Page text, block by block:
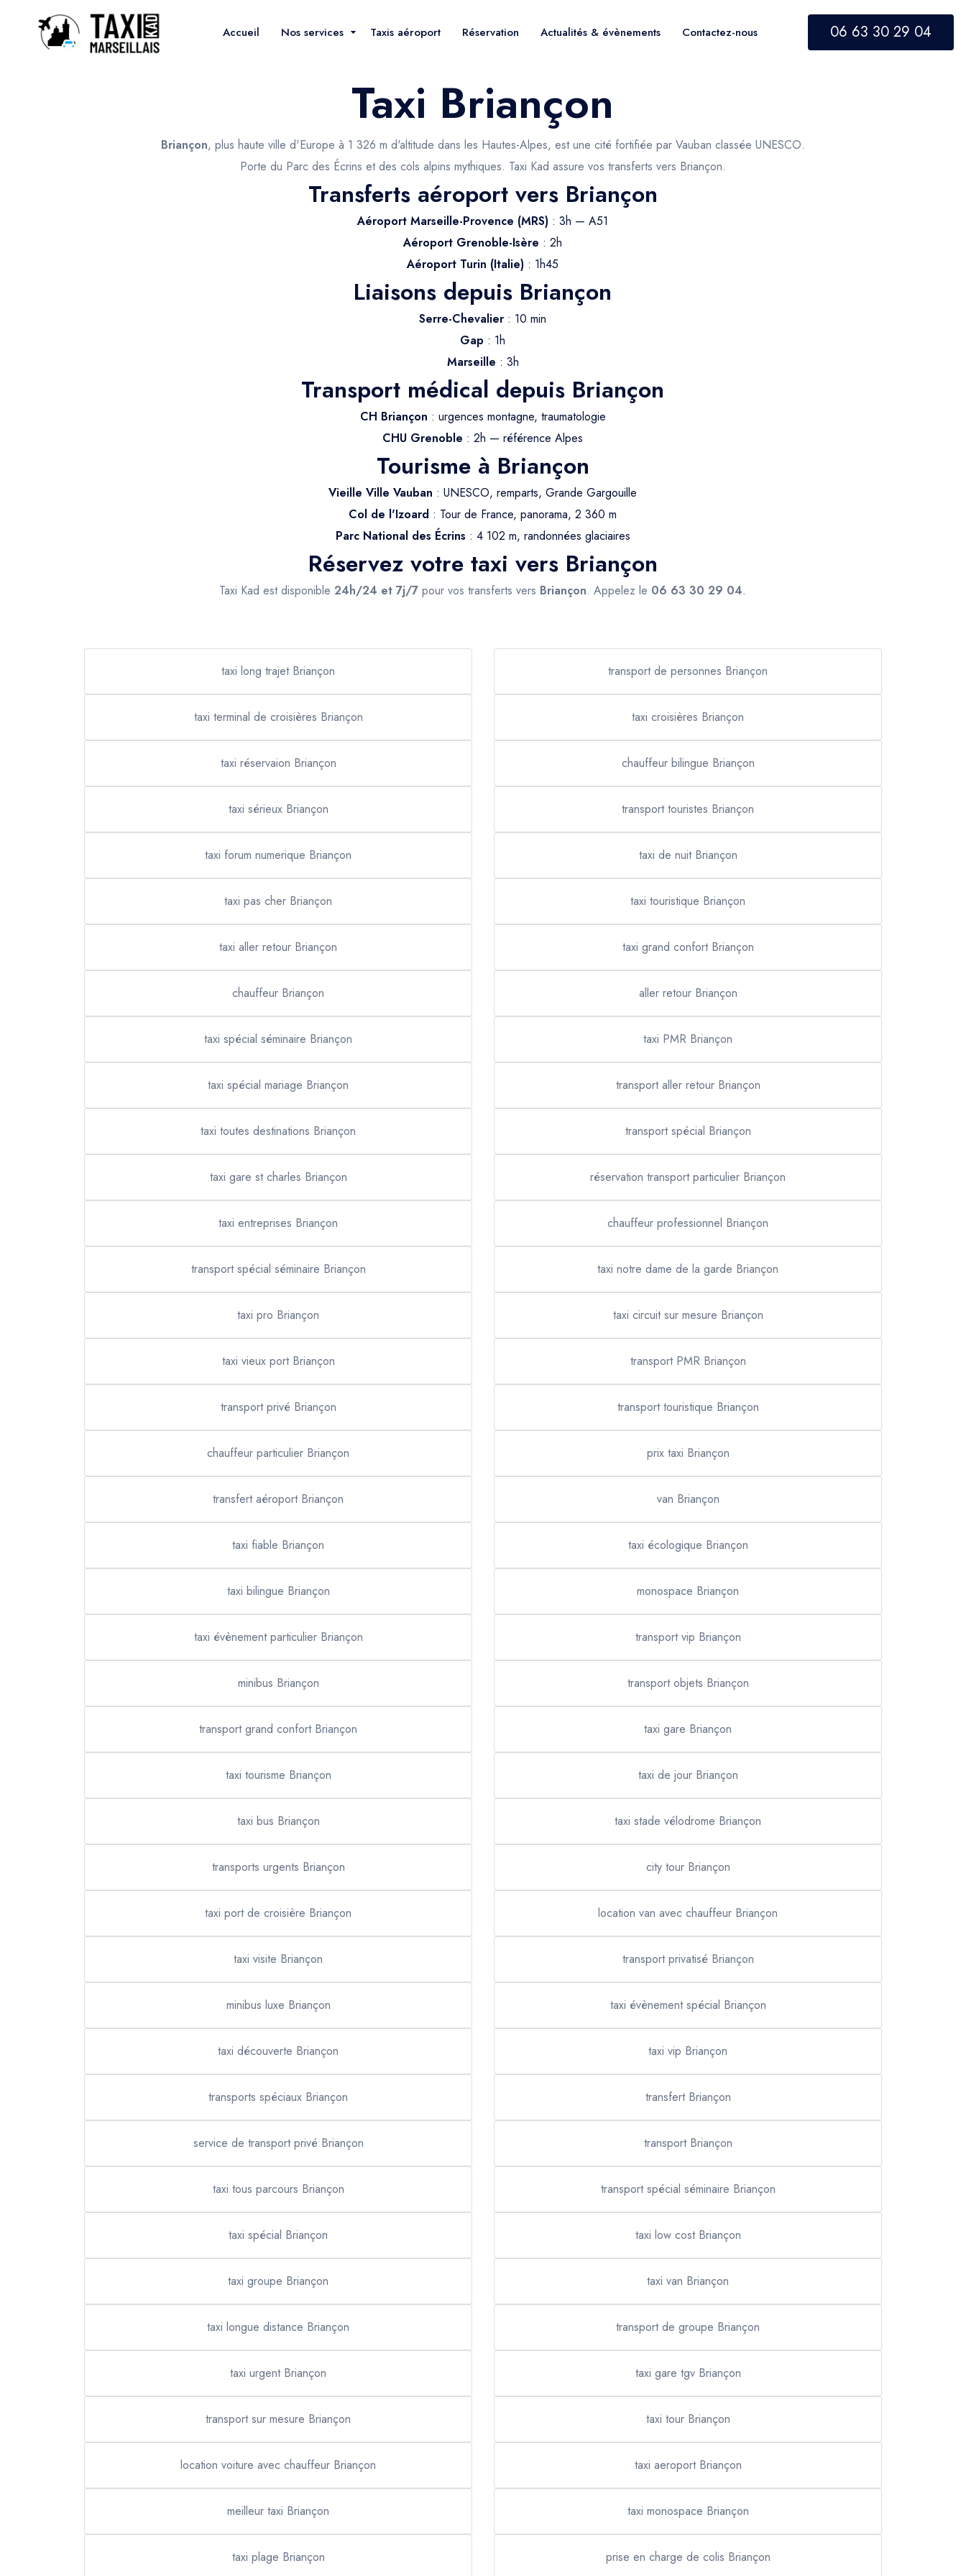
Accueil Nos services Taxis aéroport Réservation Actualités & évènements Contactez-nous 06 63 30 29 04
Taxi Briançon
Briançon, plus haute ville d'Europe à 1 326 m d'altitude dans les Hautes-Alpes, est une cité fortifiée par Vauban classée UNESCO.
Porte du Parc des Écrins et des cols alpins mythiques. Taxi Kad assure vos transferts vers Briançon.
Transferts aéroport vers Briançon
Aéroport Marseille-Provence (MRS) : 3h — A51
Aéroport Grenoble-Isère : 2h
Aéroport Turin (Italie) : 1h45
Liaisons depuis Briançon
Serre-Chevalier : 10 min
Gap : 1h
Marseille : 3h
Transport médical depuis Briançon
CH Briançon : urgences montagne, traumatologie
CHU Grenoble : 2h — référence Alpes
Tourisme à Briançon
Vieille Ville Vauban : UNESCO, remparts, Grande Gargouille
Col de l'Izoard : Tour de France, panorama, 2 360 m
Parc National des Écrins : 4 102 m, randonnées glaciaires
Réservez votre taxi vers Briançon
Taxi Kad est disponible24h/24 et 7j/7 pour vos transferts vers Briançon. Appelez le 06 63 30 29 04.
taxi long trajet Briançon transport de personnes Briançon
taxi terminal de croisières Briançon taxi croisières Briançon
taxi réservaion Briançon chauffeur bilingue Briançon
taxi sérieux Briançon transport touristes Briançon
taxi forum numerique Briançon taxi de nuit Briançon
taxi pas cher Briançon taxi touristique Briançon
taxi aller retour Briançon taxi grand confort Briançon
chauffeur Briançon aller retour Briançon
taxi spécial séminaire Briançon taxi PMR Briançon
taxi spécial mariage Briançon transport aller retour Briançon
taxi toutes destinations Briançon transport spécial Briançon
taxi gare st charles Briançon réservation transport particulier Briançon
taxi entreprises Briançon chauffeur professionnel Briançon
transport spécial séminaire Briançon taxi notre dame de la garde Briançon
taxi pro Briançon taxi circuit sur mesure Briançon
taxi vieux port Briançon transport PMR Briançon
transport privé Briançon transport touristique Briançon
chauffeur particulier Briançon prix taxi Briançon
transfert aéroport Briançon van Briançon
taxi fiable Briançon taxi écologique Briançon
taxi bilingue Briançon monospace Briançon
taxi évènement particulier Briançon transport vip Briançon
minibus Briançon transport objets Briançon
transport grand confort Briançon taxi gare Briançon
taxi tourisme Briançon taxi de jour Briançon
taxi bus Briançon taxi stade vélodrome Briançon
transports urgents Briançon city tour Briançon
taxi port de croisière Briançon location van avec chauffeur Briançon
taxi visite Briançon transport privatisé Briançon
minibus luxe Briançon taxi évènement spécial Briançon
taxi découverte Briançon taxi vip Briançon
transports spéciaux Briançon transfert Briançon
service de transport privé Briançon transport Briançon
taxi tous parcours Briançon transport spécial séminaire Briançon
taxi spécial Briançon taxi low cost Briançon
taxi groupe Briançon taxi van Briançon
taxi longue distance Briançon transport de groupe Briançon
taxi urgent Briançon taxi gare tgv Briançon
transport sur mesure Briançon taxi tour Briançon
location voiture avec chauffeur Briançon taxi aeroport Briançon
meilleur taxi Briançon taxi monospace Briançon
taxi plage Briançon prise en charge de colis Briançon